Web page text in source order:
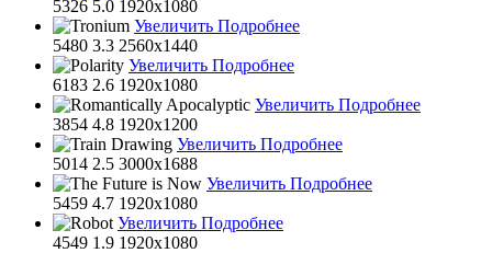
5326 5.0 1920x1080
Увеличить Подробнее
5480 3.3 2560x1440
Увеличить Подробнее
6183 2.6 1920x1080
Увеличить Подробнее
3854 4.8 1920x1200
Увеличить Подробнее
5014 2.5 3000x1688
Увеличить Подробнее
5459 4.7 1920x1080
Увеличить Подробнее
4549 1.9 1920x1080